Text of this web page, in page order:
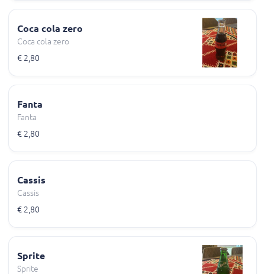
Coca cola zero
Coca cola zero
€ 2,80
Fanta
Fanta
€ 2,80
Cassis
Cassis
€ 2,80
Sprite
Sprite